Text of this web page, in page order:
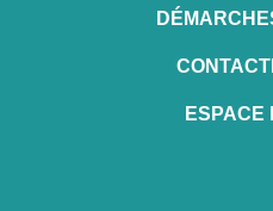
ESPACE